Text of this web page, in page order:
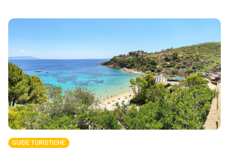
GUIDE TURISTICHE